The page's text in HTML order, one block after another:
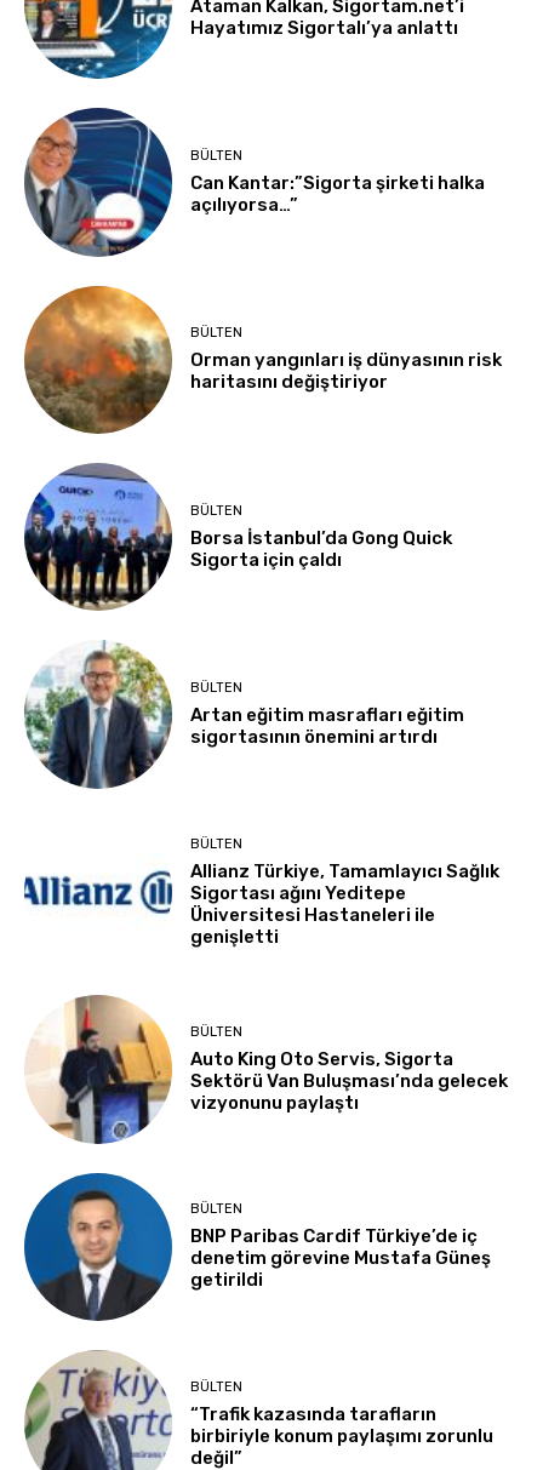
Ataman Kalkan, Sigortam.net’i
Hayatımız Sigortalı’ya anlattı
BÜLTEN
Can Kantar:”Sigorta şirketi halka
açılıyorsa…”
BÜLTEN
Orman yangınları iş dünyasının risk
haritasını değiştiriyor
BÜLTEN
Borsa İstanbul’da Gong Quick
Sigorta için çaldı
BÜLTEN
Artan eğitim masrafları eğitim
sigortasının önemini artırdı
BÜLTEN
Allianz Türkiye, Tamamlayıcı Sağlık
Sigortası ağını Yeditepe
Üniversitesi Hastaneleri ile
genişletti
BÜLTEN
Auto King Oto Servis, Sigorta
Sektörü Van Buluşması’nda gelecek
vizyonunu paylaştı
BÜLTEN
BNP Paribas Cardif Türkiye’de iç
denetim görevine Mustafa Güneş
getirildi
BÜLTEN
“Trafik kazasında tarafların
birbiriyle konum paylaşımı zorunlu
değil”